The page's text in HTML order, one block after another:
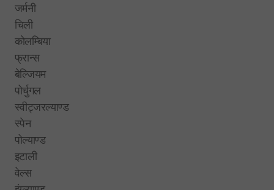
जर्मनी
चिली
कोलम्बिया
फ्रान्स
बेल्जियम
पोर्चुगल
स्वीट्जरल्याण्ड
स्पेन
पोल्याण्ड
इटाली
वेल्स